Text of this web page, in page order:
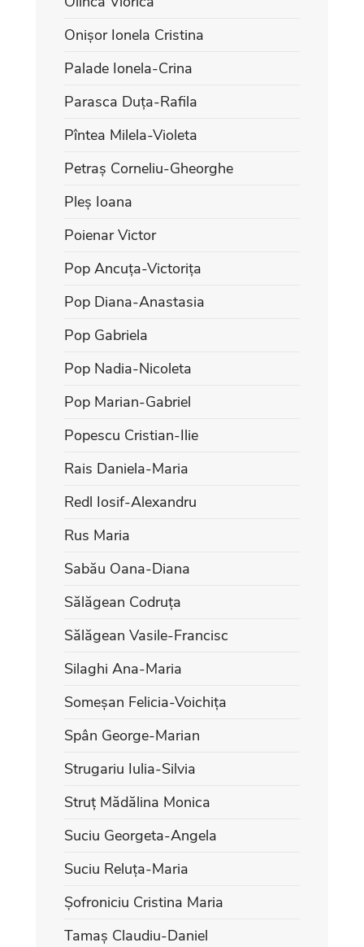
Onișor Ionela Cristina
Palade Ionela-Crina
Parasca Duța-Rafila
Pîntea Milela-Violeta
Petraș Corneliu-Gheorghe
Pleș Ioana
Poienar Victor
Pop Ancuța-Victorița
Pop Diana-Anastasia
Pop Gabriela
Pop Nadia-Nicoleta
Pop Marian-Gabriel
Popescu Cristian-Ilie
Rais Daniela-Maria
Redl Iosif-Alexandru
Rus Maria
Sabău Oana-Diana
Sălăgean Codruța
Sălăgean Vasile-Francisc
Silaghi Ana-Maria
Someșan Felicia-Voichița
Spân George-Marian
Strugariu Iulia-Silvia
Struț Mădălina Monica
Suciu Georgeta-Angela
Suciu Reluța-Maria
Șofroniciu Cristina Maria
Tamaș Claudiu-Daniel